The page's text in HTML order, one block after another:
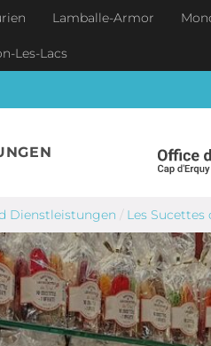
Lamballe-Armor
Les-Lacs
Dienstleistungen / Les Sucettes